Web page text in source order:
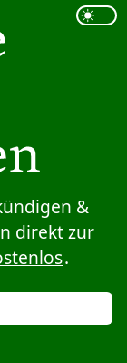
&
direkt zur
.